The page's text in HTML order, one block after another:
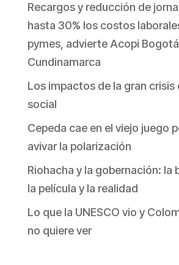
Recargos y reducción de
hasta 30% los costos
pymes, advierte Acopi
Cundinamarca
Los impactos de la gran crisis
social
Cepeda cae en el viejo juego
avivar la polarización
Riohacha y la gobernación: la
la película y la realidad
Lo que la UNESCO vio y
no quiere ver